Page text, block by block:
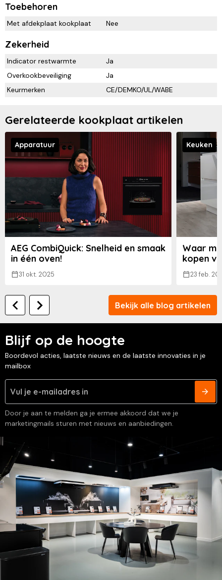
Toebehoren
Met afdekplaat kookplaat Nee
Zekerheid
Indicator restwarmte
Ja
Overkookbeveiliging
Ja
Keurmerken
CE/DEMKO/UL/WABE
Gerelateerde kookplaat artikelen
Apparatuur
AEG CombiQuick: Snelheid en smaak
in één oven!
31 okt. 2025
Keuken
Waar
kopen
23 feb.
Bekijk alle blog artikelen
Blijf op de hoogte
Boordevol acties, laatste nieuws en de laatste innovaties in je
mailbox
Door je aan te melden ga je ermee akkoord dat we je
marketingmails sturen met nieuws en aanbiedingen.